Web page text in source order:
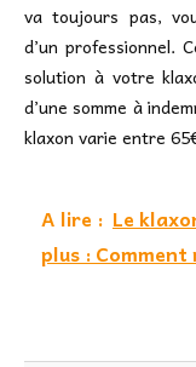
va toujours pas,
d’un professionnel.
solution à votre
d’une somme à
klaxon varie entre
A lire : Le
plus :